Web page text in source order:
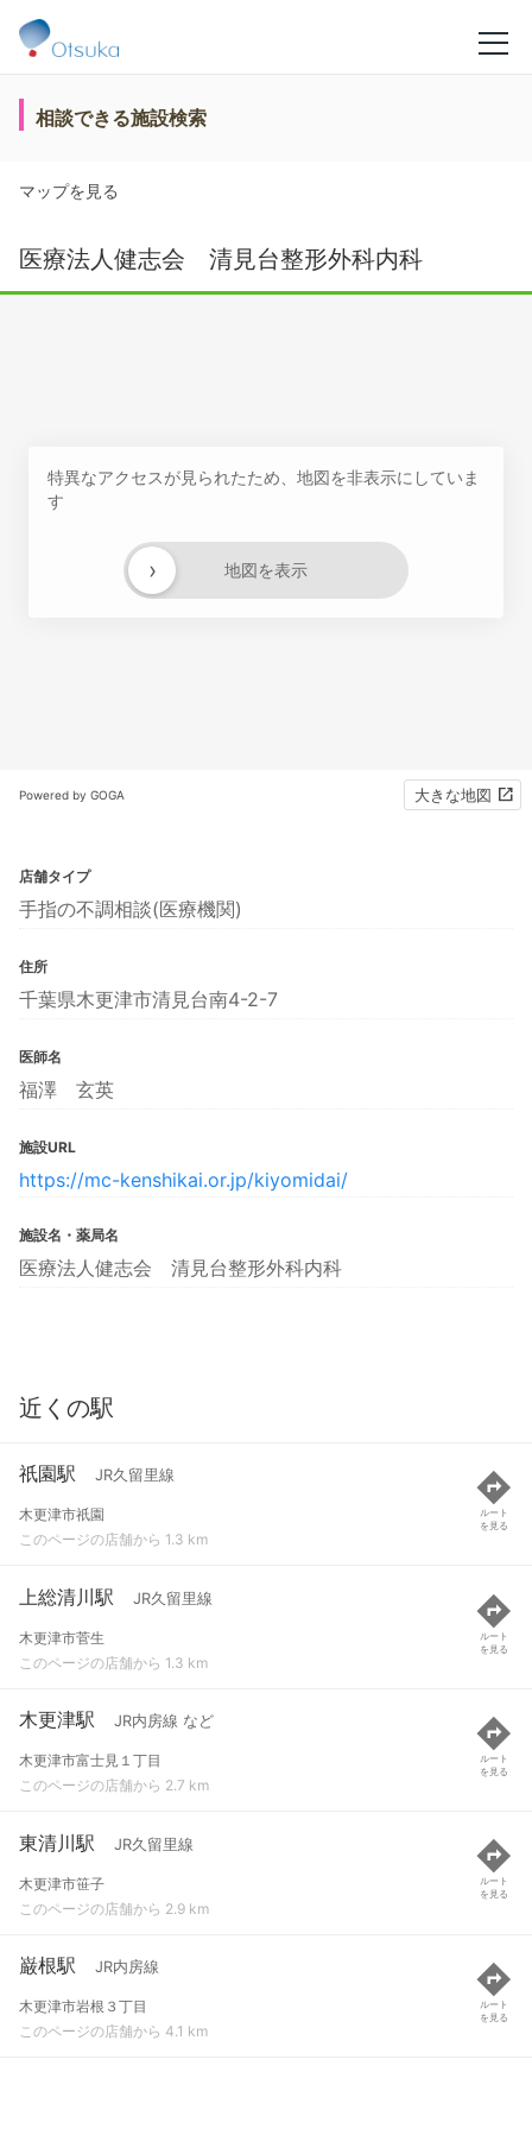
相談できる施設検索
マップを見る
医療法人健志会 清見台整形外科内科
特異なアクセスが見られたため、地図を非表示にしていま
す
地図を表示
›
Powered by GOGA 大きな地図
店舗タイプ
手指の不調相談(医療機関)
住所
千葉県木更津市清見台南4-2-7
医師名
福澤 玄英
施設URL
https://mc-kenshikai.or.jp/kiyomidai/
施設名・薬局名
医療法人健志会 清見台整形外科内科
近くの駅
祇園駅 JR久留里線
木更津市祇園
このページの店舗から 1.3 km
ルート
を見る
上総清川駅 JR久留里線
木更津市菅生
このページの店舗から 1.3 km
ルート
を見る
木更津駅 JR内房線 など
木更津市富士見１丁目
このページの店舗から 2.7 km
ルート
を見る
東清川駅 JR久留里線
木更津市笹子
このページの店舗から 2.9 km
ルート
を見る
巌根駅 JR内房線
木更津市岩根３丁目
このページの店舗から 4.1 km
ルート
を見る